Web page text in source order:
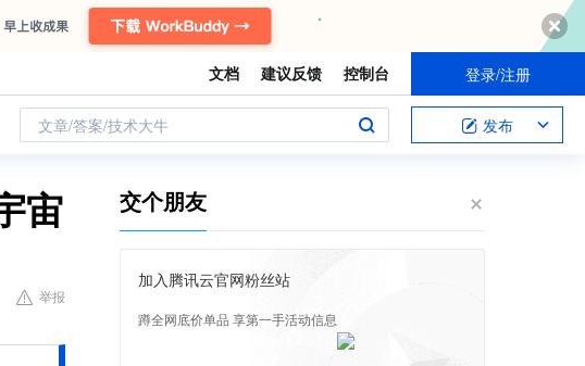
文档 建议反馈 控制台 登录/注册
文章/答案/技术大牛 发布
宙
举报
交个朋友
加入腾讯云官网粉丝站
蹲全网底价单品 享第一手活动信息